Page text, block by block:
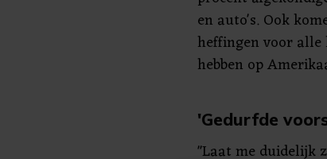
en auto's. Ook
heffingen voor alle
hebben op
'Gedurfde
"Laat me duidelijk